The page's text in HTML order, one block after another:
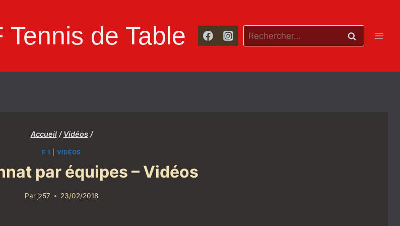
Tennis de Table Rechercher :
Accueil / Vidéos /
F 1 VIDÉOS
par équipes – Vidéos
Par jz57 23/02/2018